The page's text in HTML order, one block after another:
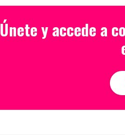
Únete y accede a